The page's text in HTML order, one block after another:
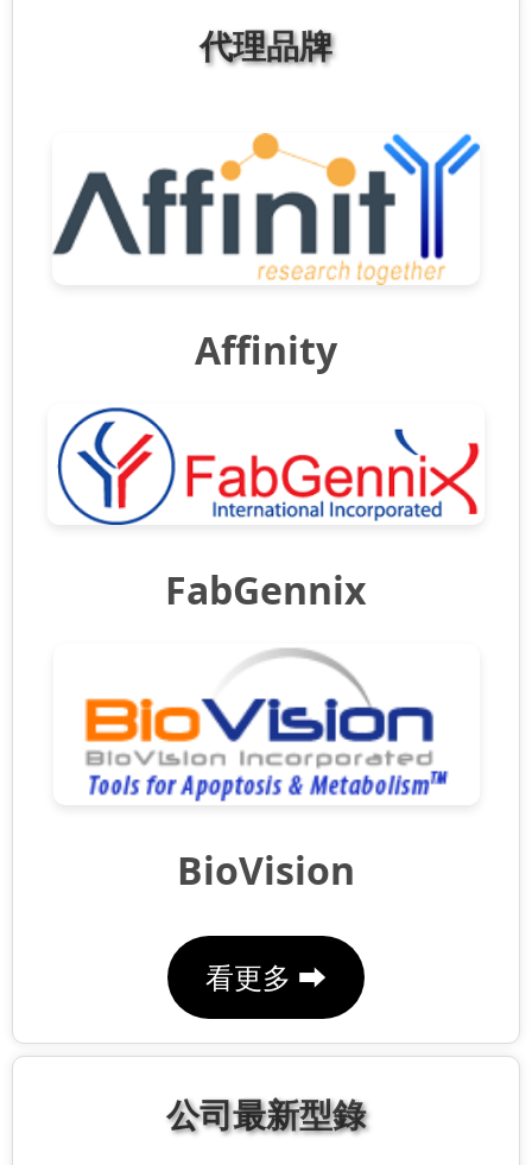
代理品牌
Affinity
FabGennix
BioVision
看更多 ⮕
公司最新型錄